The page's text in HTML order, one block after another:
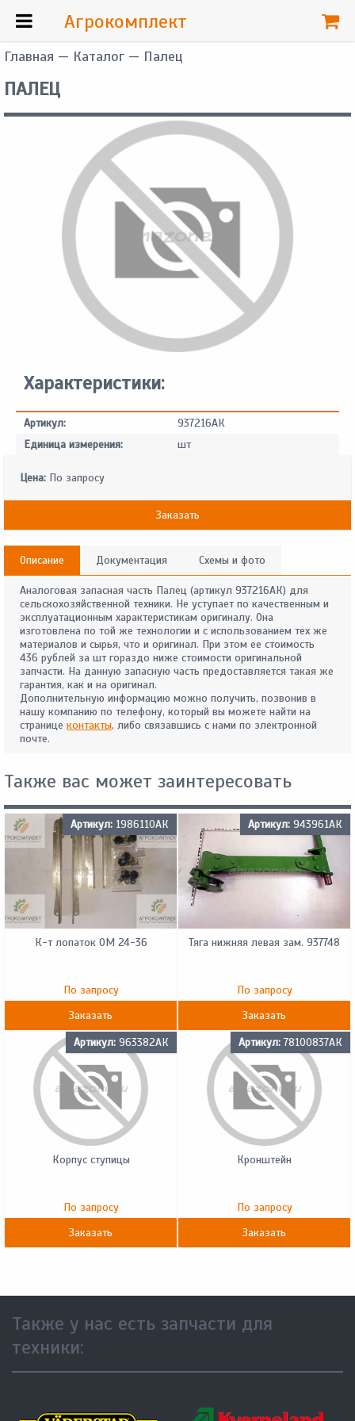
Главная — Каталог — Палец
ПАЛЕЦ
Характеристики:
Артикул:
937216АК
Единица измерения:
шт
Цена: По запросу
Заказать
Описание Документация Схемы и фото
Аналоговая запасная часть Палец (артикул 937216АК) для
сельскохозяйственной техники. Не уступает по качественным и
эксплуатационным характеристикам оригиналу. Она
изготовлена по той же технологии и с использованием тех же
материалов и сырья, что и оригинал. При этом ее стоимость
436 рублей за шт гораздо ниже стоимости оригинальной
запчасти. На данную запасную часть предоставляется такая же
гарантия, как и на оригинал.
Дополнительную информацию можно получить, позвонив в
нашу компанию по телефону, который вы можете найти на
странице контакты, либо связавшись с нами по электронной
почте.
Также вас может заинтересовать
Артикул: 1986110АК
К-т лопаток OM 24-36
По запросу
Заказать
Артикул: 943961АК
Тяга нижняя левая зам. 937748
По запросу
Заказать
Артикул: 963382АК
Корпус ступицы
По запросу
Заказать
Артикул:78100837АК
Кронштейн
По запросу
Заказать
Также у нас есть запчасти для
техники:
Агрокомплект